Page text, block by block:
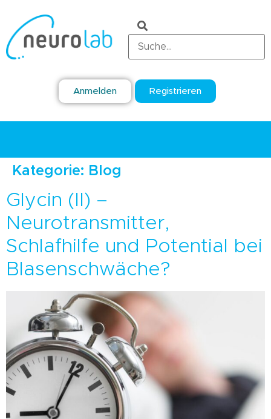
Anmelden Registrieren
Kategorie: Blog
Glycin (II) –
Neurotransmitter,
Schlafhilfe und Potential bei
Blasenschwäche?